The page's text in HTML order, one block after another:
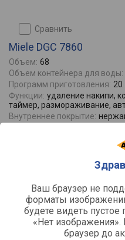
Ваш браузер не
форматы
будете видеть пустое
«Нет
браузер до
сравнить
Miele DGC 7860
Объем: 68
Объем контейнера для воды:
Программ приготовления: 20
Функции: удаление накипи,
таймер, размораживание,
Внутреннее покрытие: